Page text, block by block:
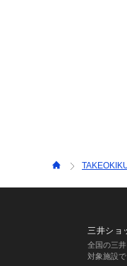
三井ショ
全国の三
対象施設